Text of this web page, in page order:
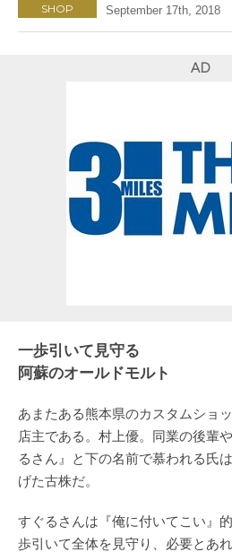
SHOP September 17th, 2018
AD
一歩引いて見守る
阿蘇のオールドモルト
あまたある熊本県のカスタムショ
店主である。村上優。同業の後輩
るさん』と下の名前で慕われる氏
げた古株だ。
すぐるさんは『俺に付いてこい』
歩引いて全体を見守り、必要とあ